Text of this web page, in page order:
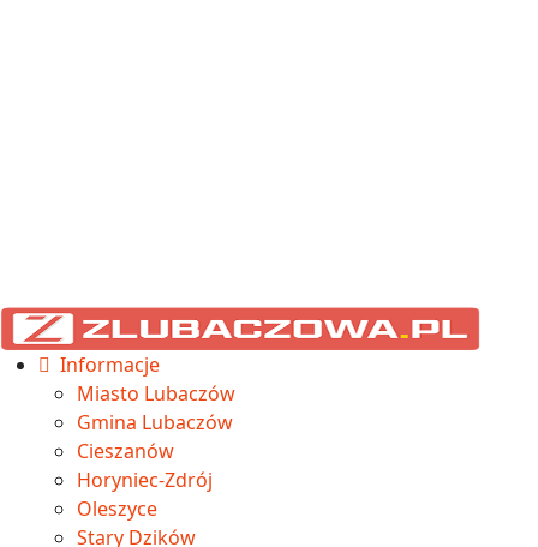
Informacje
Miasto Lubaczów
Gmina Lubaczów
Cieszanów
Horyniec-Zdrój
Oleszyce
Stary Dzików